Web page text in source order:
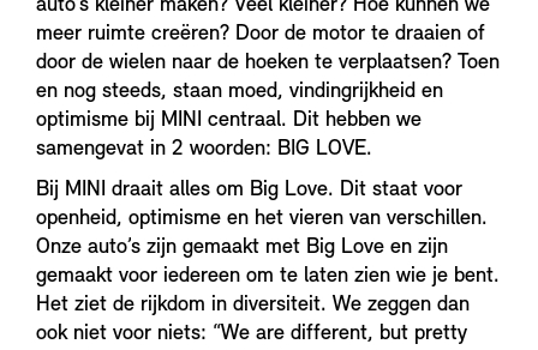
auto’s kleiner maken? Veel kleiner? Hoe kunnen we
meer ruimte creëren? Door de motor te draaien of
door de wielen naar de hoeken te verplaatsen? Toen
en nog steeds, staan moed, vindingrijkheid en
optimisme bij MINI centraal. Dit hebben we
samengevat in 2 woorden: BIG LOVE.
Bij MINI draait alles om Big Love. Dit staat voor
openheid, optimisme en het vieren van verschillen.
Onze auto’s zijn gemaakt met Big Love en zijn
gemaakt voor iedereen om te laten zien wie je bent.
Het ziet de rijkdom in diversiteit. We zeggen dan
ook niet voor niets: “We are different, but pretty